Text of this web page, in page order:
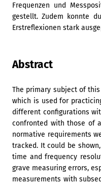
Frequenzen und
gestellt. Zudem konnte
Erstreflexionen stark
Abstract
The primary subject of
which is used for
different configurations
confronted with those of
normative requirements
tracked. It could be
time and frequency
grave measuring errors,
measurements with